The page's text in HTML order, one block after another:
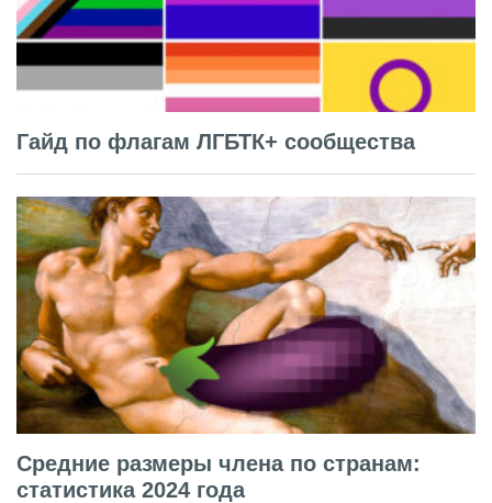
Гайд по флагам ЛГБТК+ сообщества
Средние размеры члена по странам:
статистика 2024 года